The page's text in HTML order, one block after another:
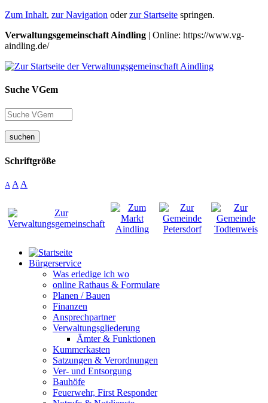
Zum Inhalt, zur Navigation oderzur Startseite springen.
Verwaltungsgemeinschaft Aindling | Online: https://www.vg-
aindling.de/
Suche VGem
suchen
Schriftgröße
A A A
Bürgerservice
Was erledige ich wo
online Rathaus & Formulare
Planen / Bauen
Finanzen
Ansprechpartner
Verwaltungsgliederung
Ämter & Funktionen
Kummerkasten
Satzungen & Verordnungen
Ver- und Entsorgung
Bauhöfe
Feuerwehr, First Responder